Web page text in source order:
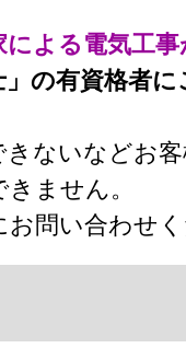
による電気工
の有資格者
ないなどお
ません。
お問い合わせ